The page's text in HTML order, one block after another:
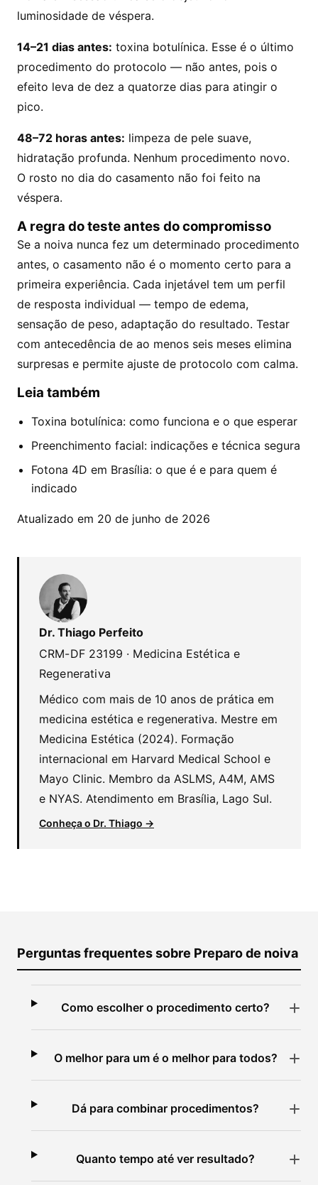
luminosidade de véspera.
14–21 dias antes: toxina botulínica. Esse é o último
procedimento do protocolo — não antes, pois o
efeito leva de dez a quatorze dias para atingir o
pico.
48–72 horas antes: limpeza de pele suave,
hidratação profunda. Nenhum procedimento novo.
O rosto no dia do casamento não foi feito na
véspera.
A regra do teste antes do compromisso
Se a noiva nunca fez um determinado procedimento
antes, o casamento não é o momento certo para a
primeira experiência. Cada injetável tem um perfil
de resposta individual — tempo de edema,
sensação de peso, adaptação do resultado. Testar
com antecedência de ao menos seis meses elimina
surpresas e permite ajuste de protocolo com calma.
Leia também
Toxina botulínica: como funciona e o que esperar
Preenchimento facial: indicações e técnica segura
Fotona 4D em Brasília: o que é e para quem é
indicado
Atualizado em 20 de junho de 2026
Dr. Thiago Perfeito
CRM-DF 23199 · Medicina Estética e
Regenerativa
Médico com mais de 10 anos de prática em
medicina estética e regenerativa. Mestre em
Medicina Estética (2024). Formação
internacional em Harvard Medical School e
Mayo Clinic. Membro da ASLMS, A4M, AMS
e NYAS. Atendimento em Brasília, Lago Sul.
Conheça o Dr. Thiago →
Perguntas frequentes sobre Preparo de noiva
Como escolher o procedimento certo?
O melhor para um é o melhor para todos?
Dá para combinar procedimentos?
Quanto tempo até ver resultado?